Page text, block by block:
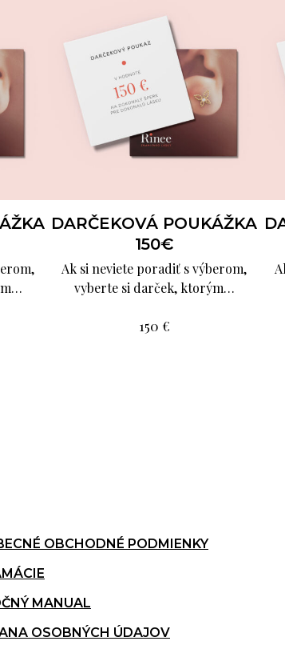
DARČEKOVÁ POUKÁŽKA
150€
Ak si neviete poradiť s výberom,
vyberte si darček, ktorým…
150 €
OBCHODNÉ PODMIENKY
MANUAL
OSOBNÝCH ÚDAJOV